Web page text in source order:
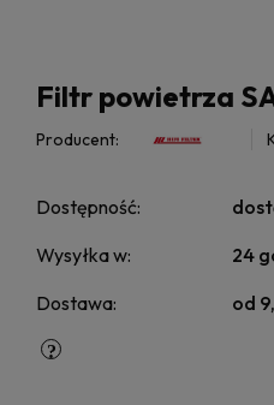
Filtr powietrza
Producent:
Dostępność:
Wysyłka w:
24
Dostawa:
od